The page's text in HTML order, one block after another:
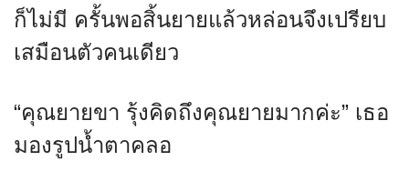
ก็ไม่มี ครั้นพอสิ้นยายแล้วหล่อนจึงเปรียบ
เสมือนตัวคนเดียว
“คุณยายขา รุ้งคิดถึงคุณยายมากค่ะ” เธอ
มองรูปน้ำตาคลอ